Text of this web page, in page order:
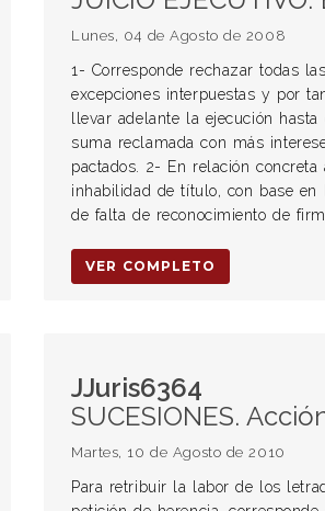
Lunes, 04 de Agosto de 2008
1- Corresponde rechazar todas las
excepciones interpuestas y por
llevar adelante la ejecución
suma reclamada con más
pactados. 2- En relación concreta
inhabilidad de título, con base en
de falta de reconocimiento de
VER COMPLETO
JJuris6364
SUCESIONES. Acción de petición de
Martes, 10 de Agosto de 2010
Para retribuir la labor de los